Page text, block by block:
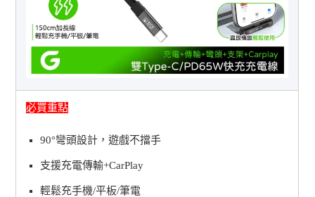
必買重點
90°彎頭設計，遊戲不擋手
支援充電傳輸+CarPlay
輕鬆充手機/平板/筆電